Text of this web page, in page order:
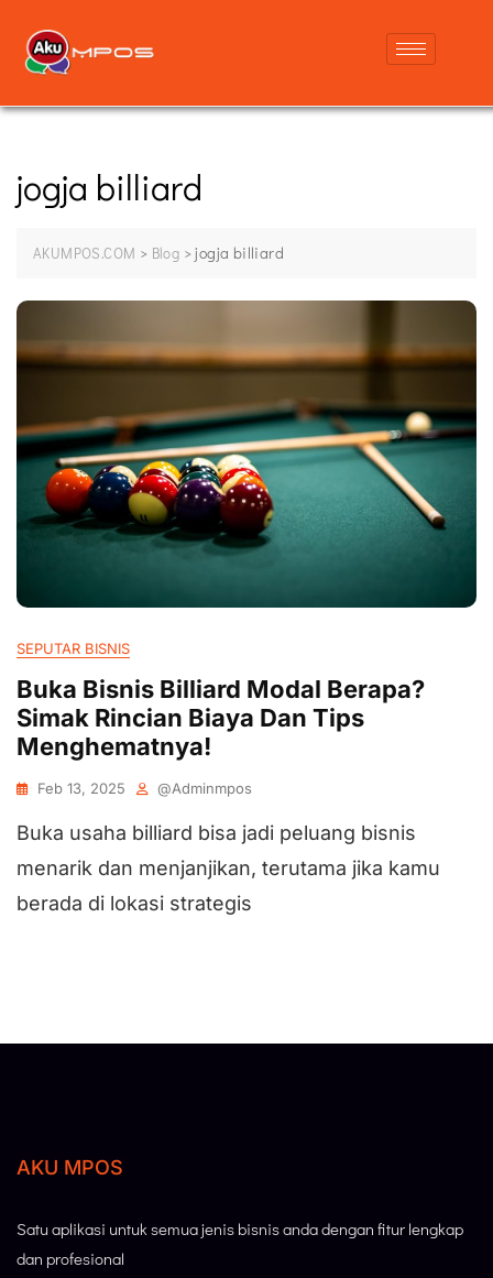
jogja billiard
AKUMPOS.COM > Blog >jogja billiard
SEPUTAR BISNIS
Buka Bisnis Billiard Modal Berapa?
Simak Rincian Biaya Dan Tips
Menghematnya!
Feb 13, 2025 @adminmpos
Buka usaha billiard bisa jadi peluang bisnis
menarik dan menjanjikan, terutama jika kamu
berada di lokasi strategis
AKU MPOS
Satu aplikasi untuk semua jenis bisnis anda dengan fitur lengkap
dan profesional